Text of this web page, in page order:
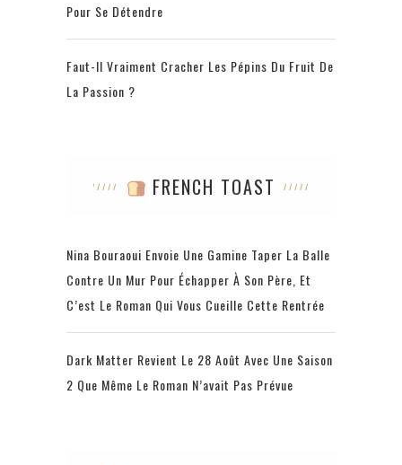
Pour Se Détendre
Faut-Il Vraiment Cracher Les Pépins Du Fruit De
La Passion ?
FRENCH TOAST
Nina Bouraoui Envoie Une Gamine Taper La Balle
Contre Un Mur Pour Échapper À Son Père, Et
C’est Le Roman Qui Vous Cueille Cette Rentrée
Dark Matter Revient Le 28 Août Avec Une Saison
2 Que Même Le Roman N’avait Pas Prévue